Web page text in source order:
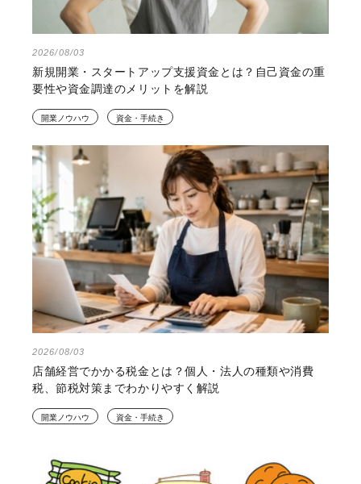
2026/08/03
新規開業・スタートアップ支援資金とは？自己資金の重
要性や資金調達のメリットを解説
開業ノウハウ 資金・手続き
2026/08/03
店舗経営でかかる税金とは？個人・法人の種類や消費
税、節税対策までわかりやすく解説
開業ノウハウ 資金・手続き